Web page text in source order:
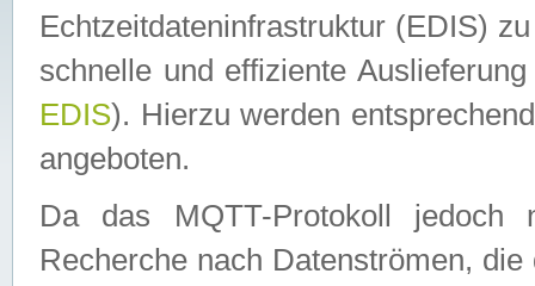
Echtzeitdateninfrastruktur (EDIS)
schnelle und effiziente
EDIS). Hierzu werden
angeboten.
Da das MQTT-Protokoll jedoch
Recherche nach Datenströmen,